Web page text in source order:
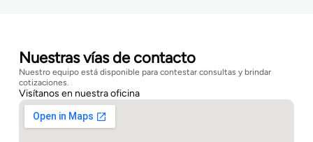
Nuestras vías de contacto
Nuestro equipo está disponible para contestar consultas y brindar
cotizaciones.
Visítanos en nuestra oficina